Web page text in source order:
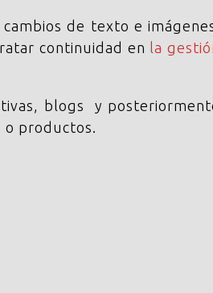
de texto e
continuidad en la
blogs y
o productos.